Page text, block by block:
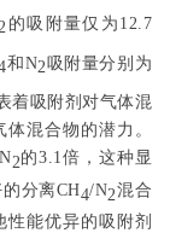
的吸附量仅为12.7
和N2吸附量分别为
着吸附剂对气体混
混合物的潜力。
2的3.1倍，这种显
分离CH4/N2混合
能优异的吸附剂